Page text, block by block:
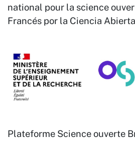
national pour la science
Francés por la Ciencia
Plateforme Science ouverte